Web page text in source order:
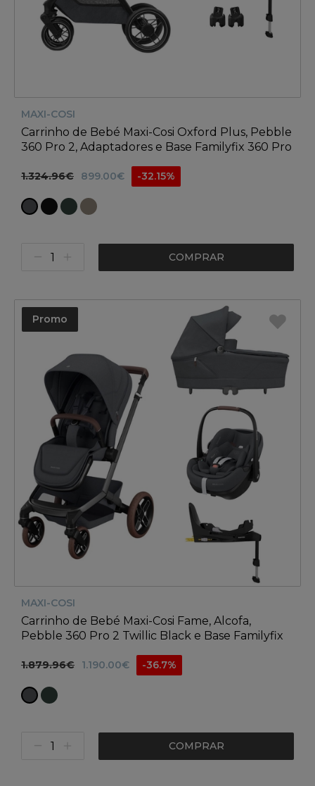
MAXI-COSI
Carrinho de Bebé Maxi-Cosi Oxford Plus, Pebble
360 Pro 2, Adaptadores e Base Familyfix 360 Pro
1.324.96€ 899.00€ -32.15%
COMPRAR
Promo
MAXI-COSI
Carrinho de Bebé Maxi-Cosi Fame, Alcofa,
Pebble 360 Pro 2 Twillic Black e Base Familyfix
1.879.96€ 1.190.00€ -36.7%
COMPRAR